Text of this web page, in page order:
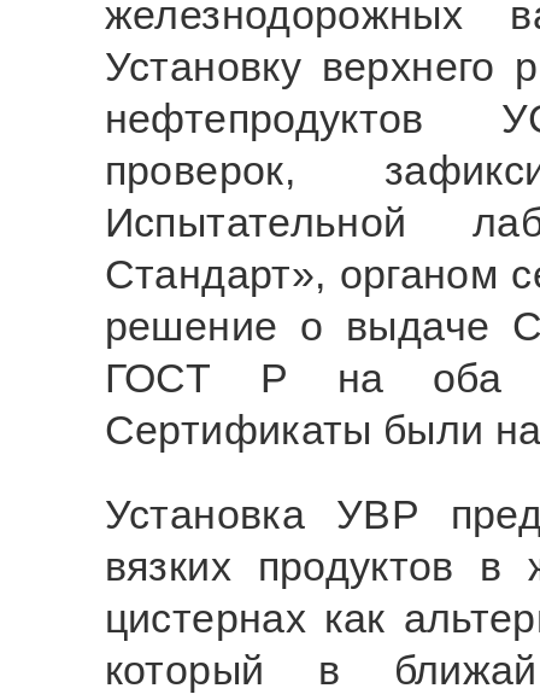
железнодорожных
Установку верхнего
нефтепродуктов
проверок,
Испытательной
Стандарт», органом
решение о выдаче
ГОСТ Р на оба
Сертификаты были
Установка УВР
вязких продуктов в
цистернах как
который в